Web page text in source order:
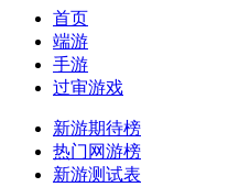
首页
端游
手游
过审游戏
新游期待榜
热门网游榜
新游测试表